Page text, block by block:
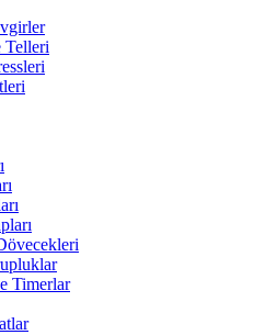
Telleri
Timerlar